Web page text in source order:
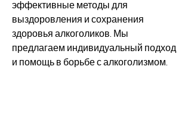
эффективные методы для
выздоровления и сохранения
здоровья алкоголиков. Мы
предлагаем индивидуальный подход
и помощь в борьбе с алкоголизмом.